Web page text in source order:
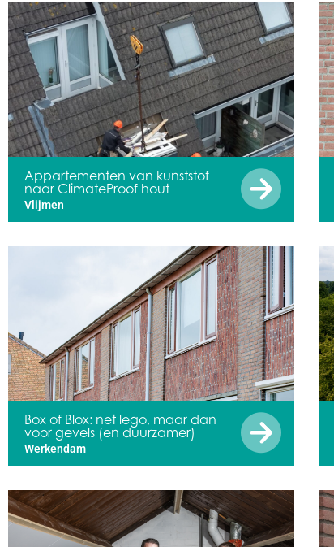
Appartementen van kunststof
naar ClimateProof hout
Vlijmen
Box of Blox: net lego, maar dan
voor gevels (en duurzamer)
Werkendam